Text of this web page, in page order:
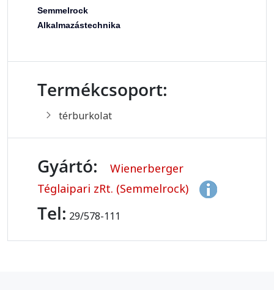
Semmelrock
Alkalmazástechnika
Termékcsoport:
térburkolat
Gyártó:
Wienerberger
Téglaipari zRt. (Semmelrock)
Tel: 29/578-111